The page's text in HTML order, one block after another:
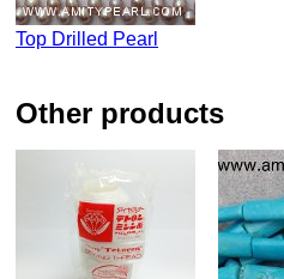
Top Drilled Pearl
other products